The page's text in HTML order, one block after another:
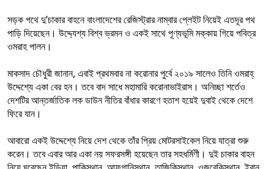
সড়ক পথে দু’চাকার বাহনে বাংলাদেশের রেজিস্ট্রার নাম্বার প্লেইট নিয়েই এতদূর পথ
পাড়ি দিয়েছেন। উদ্দ্যেশ্য বিশ্ব ভ্রমন ও একই সাথে পূণ্যভূমি মক্কায় গিয়ে পবিত্র
ওমরাহ পালন।
মাকসাদ চৌধুরী জানান, এবাই প্রথমবার না করোনার পুর্বে ২০১৯ সালেও তিনি ওমরাহ্‌
উদ্দেশ্যে একা বের হন। তবে বাদ সাধে মহামারি করোনাভাইরাস। অনিচ্ছা শর্তেও
দেশটির আন্তর্জাতিক লক ডাউন নীতির বাঁধার কারণে হতাশ হয়েই দুবাই থেকে দেশে
ফিরে যান।
আবারো একই উদ্দেশ্যে নিয়ে দেশ থেকে তাঁর প্রিয় মোটরসাইকেল নিয়ে যাত্রা শুরু
করেন। তবে এবার আর একা নয় সফরসঙ্গী হয়েছেন তার সহধর্মিণী। দুই চাকার বাহন